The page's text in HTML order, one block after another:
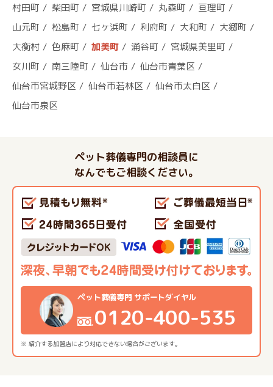
村田町
柴田町 宮城県川崎町 丸森町
亘理町
山元町
松島町 七ヶ浜町 利府町 大和町
大郷町
大衡村
色麻町 加美町 涌谷町
宮城県美里町
女川町
南三陸町 仙台市
仙台市青葉区
仙台市宮城野区
仙台市若林区
仙台市太白区
仙台市泉区
ペット葬儀専門の相談員に
なんでもご相談ください。
※ 紹介する加盟店により対応できない場合がございます。
ペット葬儀専門 サポートダイヤル
0120-400-535